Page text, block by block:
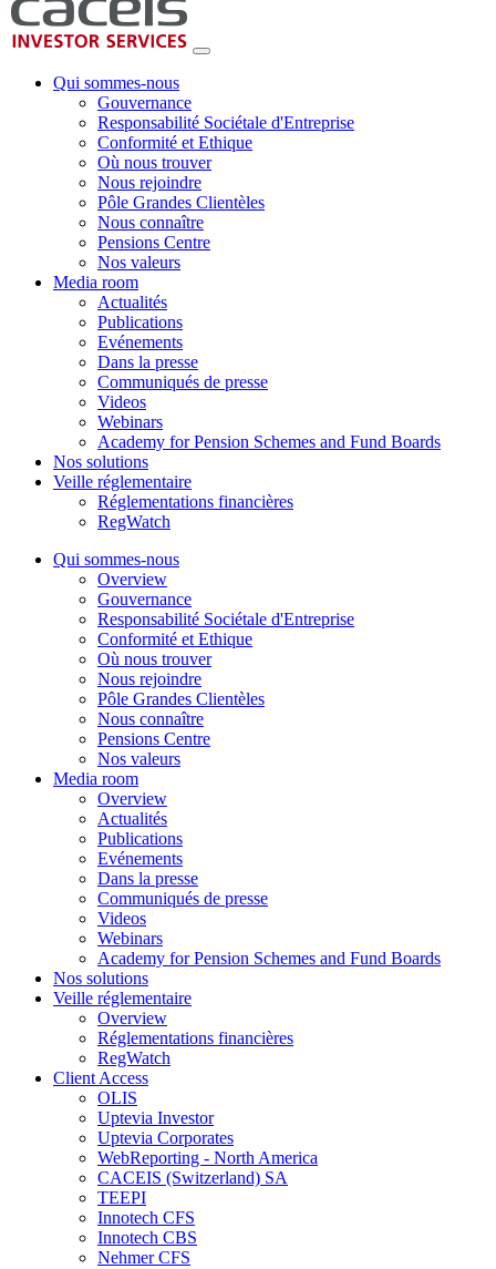
Qui sommes-nous
Gouvernance
Responsabilité Sociétale d'Entreprise
Conformité et Ethique
Où nous trouver
Nous rejoindre
Pôle Grandes Clientèles
Nous connaître
Pensions Centre
Nos valeurs
Media room
Actualités
Publications
Evénements
Dans la presse
Communiqués de presse
Videos
Webinars
Academy for Pension Schemes and Fund Boards
Nos solutions
Veille réglementaire
Réglementations financières
RegWatch
Qui sommes-nous
Overview
Gouvernance
Responsabilité Sociétale d'Entreprise
Conformité et Ethique
Où nous trouver
Nous rejoindre
Pôle Grandes Clientèles
Nous connaître
Pensions Centre
Nos valeurs
Media room
Overview
Actualités
Publications
Evénements
Dans la presse
Communiqués de presse
Videos
Webinars
Academy for Pension Schemes and Fund Boards
Nos solutions
Veille réglementaire
Overview
Réglementations financières
RegWatch
Client Access
OLIS
Uptevia Investor
Uptevia Corporates
WebReporting - North America
CACEIS (Switzerland) SA
TEEPI
Innotech CFS
Innotech CBS
Nehmer CFS